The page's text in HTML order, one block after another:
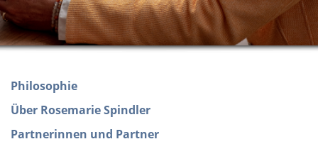
Philosophie
Über Rosemarie Spindler
Partnerinnen und Partner